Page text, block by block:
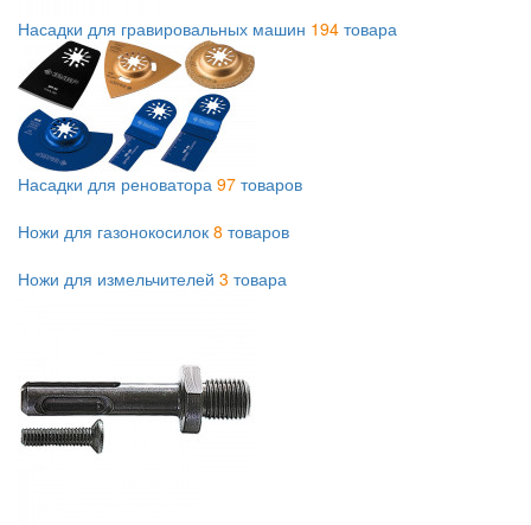
Насадки для гравировальных машин 194 товара
Насадки для реноватора 97 товаров
Ножи для газонокосилок 8 товаров
Ножи для измельчителей 3 товара